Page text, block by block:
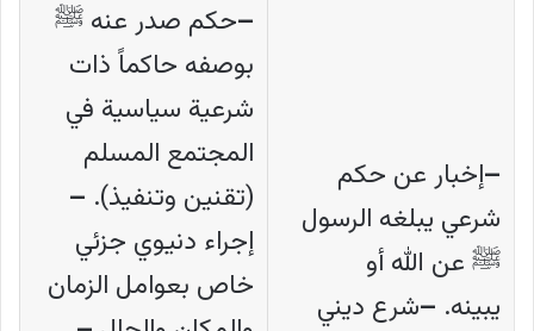
–إخبار عن حكم
شرعي يبلغه الرسول
ﷺ عن الله أو
يبينه. –شرع ديني
–حكم صدر عنه ﷺ
بوصفه حاكماً ذات
شرعية سياسية في
المجتمع المسلم
(تقنين وتنفيذ). –
إجراء دنيوي جزئي
خاص بعوامل الزمان